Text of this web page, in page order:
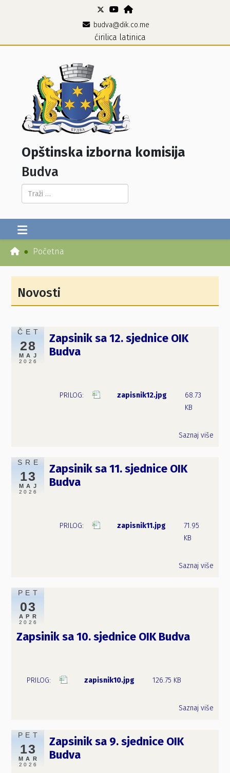
budva@dik.co.me
ćirilica latinica
Opštinska izborna komisija
Budva
Pretraga...
Početna
Novosti
ČET
28
MAJ
2026
Zapsinik sa 12. sjednice OIK
Budva
zapisnik12.jpg
68.73
KB
Saznaj više
SRE
13
MAJ
2026
Zapsinik sa 11. sjednice OIK
Budva
zapisnik11.jpg
71.95
KB
Saznaj više
PET
03
APR
2026
Zapsinik sa 10. sjednice OIK Budva
zapisnik10.jpg 126.75 KB
Saznaj više
PET
13
MAR
2026
Zapsinik sa 9. sjednice OIK
Budva